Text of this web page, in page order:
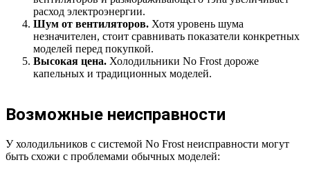
расход электроэнергии.
Шум от вентиляторов. Хотя уровень шума
незначителен, стоит сравнивать показатели конкретных
моделей перед покупкой.
Высокая цена. Холодильники No Frost дороже
капельных и традиционных моделей.
Возможные неисправности
У холодильников с системой No Frost неисправности могут
быть схожи с проблемами обычных моделей: